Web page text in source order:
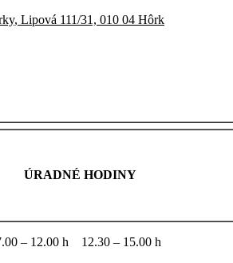
, Lipová 111/31, 010 04 Hôrk
ÚRADNÉ HODINY
– 12.00 h 12.30 – 15.00 h